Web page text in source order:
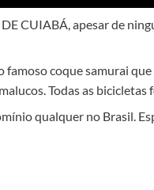
CUIABÁ, apesar de
famoso coque samurai
Todas as bicicletas
qualquer no Brasil.